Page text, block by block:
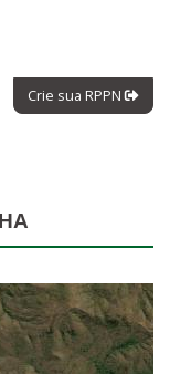
Crie sua RPPN